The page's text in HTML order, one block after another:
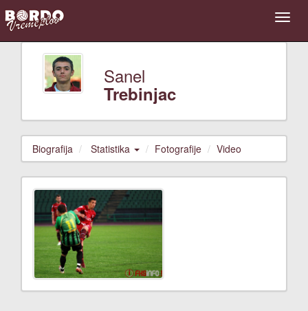
Sanel
Trebinjac
Biografija Statistika Fotografije Video